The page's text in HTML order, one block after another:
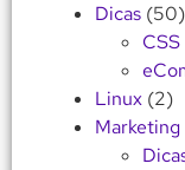
Dicas (50)
CSS
Linux (2)